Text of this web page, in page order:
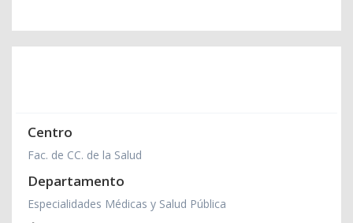
Centro
Fac. de CC. de la Salud
Departamento
Especialidades Médicas y Salud Pública